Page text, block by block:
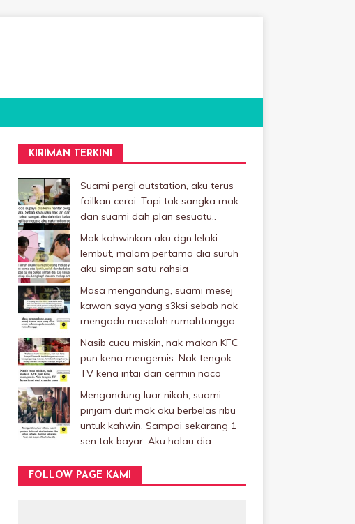
KIRIMAN TERKINI
Suami pergi outstation, aku terus
failkan cerai. Tapi tak sangka mak
dan suami dah plan sesuatu..
Mak kahwinkan aku dgn lelaki
Iembut, malam pertama dia suruh
aku simpan satu rahsia
Masa mengandung, suami mesej
kawan saya yang s3ksi sebab nak
mengadu masalah rumahtangga
Nasib cucu miskin, nak makan KFC
pun kena mengemis. Nak tengok
TV kena intai dari cermin naco
Mengandung luar nikah, suami
pinjam duit mak aku berbelas ribu
untuk kahwin. Sampai sekarang 1
sen tak bayar. Aku halau dia
FOLLOW PAGE KAMI